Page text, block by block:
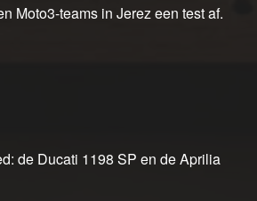
Moto3-teams in Jerez een test af.
de Ducati 1198 SP en de Aprilia